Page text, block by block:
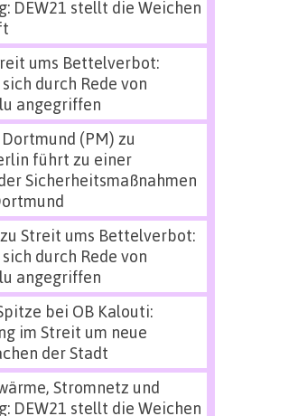
DEW21 stellt die Weichen
ums Bettelverbot:
durch Rede von
angegriffen
(PM) zu
führt zu einer
Sicherheitsmaßnahmen
zu Streit ums Bettelverbot:
durch Rede von
angegriffen
bei OB Kalouti:
im Streit um neue
der Stadt
Stromnetz und
DEW21 stellt die Weichen